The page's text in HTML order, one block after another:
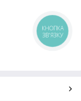
КНОПКА
ЗВ'ЯЗКУ